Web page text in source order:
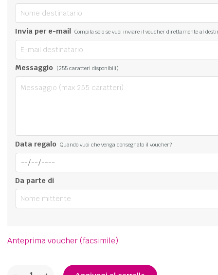
Invia per e-mail Compila solo se vuoi inviare il voucher direttamente al
Messaggio (255 caratteri disponibili)
Data regalo Quando vuoi che venga consegnato il voucher?
Da parte di
Anteprima voucher (facsimile)